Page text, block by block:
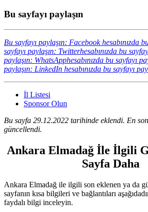
Bu sayfayı paylaşın
Bu sayfayı paylaşın: Facebook hesabınızda
sayfayı paylaşın: Twitterhesabınızda bu
paylaşın: WhatsApphesabınızda bu sayfayı
paylaşın: LinkedIn hesabınızda bu sayfayı
İl Listesi
Sponsor Olun
Bu sayfa 29.12.2022 tarihinde eklendi. En
güncellendi.
Ankara Elmadağ İle İlgili
Sayfa Daha
Ankara Elmadağ ile ilgili son eklenen ya da
sayfanın kısa bilgileri ve bağlantıları
faydalı bilgi inceleyin.